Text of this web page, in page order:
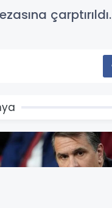
çarptırıldı.